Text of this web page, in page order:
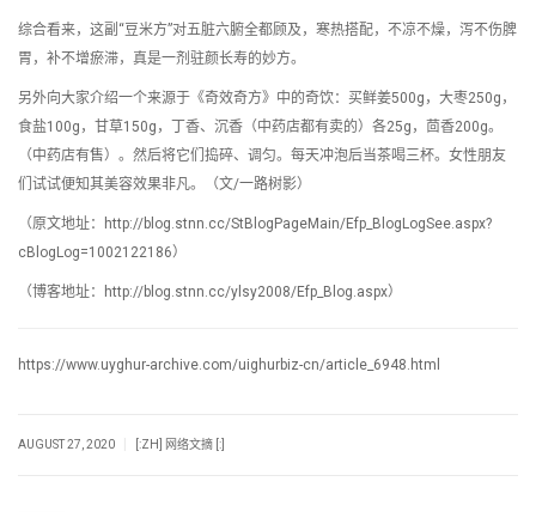
综合看来，这副“豆米方”对五脏六腑全都顾及，寒热搭配，不凉不燥，泻不伤脾
胃，补不增瘀滞，真是一剂驻颜长寿的妙方。
另外向大家介绍一个来源于《奇效奇方》中的奇饮：买鲜姜500g，大枣250g，
食盐100g，甘草150g，丁香、沉香（中药店都有卖的）各25g，茴香200g。
（中药店有售）。然后将它们捣碎、调匀。每天冲泡后当茶喝三杯。女性朋友
们试试便知其美容效果非凡。（文/一路树影）
（原文地址：http://blog.stnn.cc/StBlogPageMain/Efp_BlogLogSee.aspx?
cBlogLog=1002122186）
（博客地址：http://blog.stnn.cc/ylsy2008/Efp_Blog.aspx）
https://www.uyghur-archive.com/uighurbiz-cn/article_6948.html
AUGUST 27, 2020 [:ZH] 网络文摘 [:]